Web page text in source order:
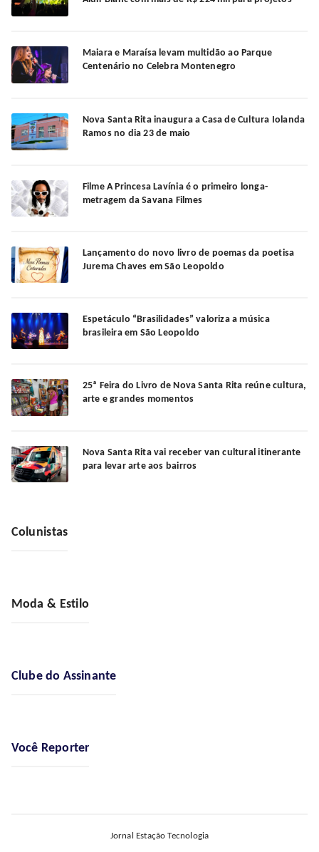
Maiara e Maraísa levam multidão ao Parque
Centenário no Celebra Montenegro
Nova Santa Rita inaugura a Casa de Cultura Iolanda
Ramos no dia 23 de maio
Filme A Princesa Lavínia é o primeiro longa-
metragem da Savana Filmes
Lançamento do novo livro de poemas da poetisa
Jurema Chaves em São Leopoldo
Espetáculo “Brasilidades” valoriza a música
brasileira em São Leopoldo
25ª Feira do Livro de Nova Santa Rita reúne cultura,
arte e grandes momentos
Nova Santa Rita vai receber van cultural itinerante
para levar arte aos bairros
Colunistas
Moda & Estilo
Clube do Assinante
Você Reporter
Jornal Estação Tecnologia